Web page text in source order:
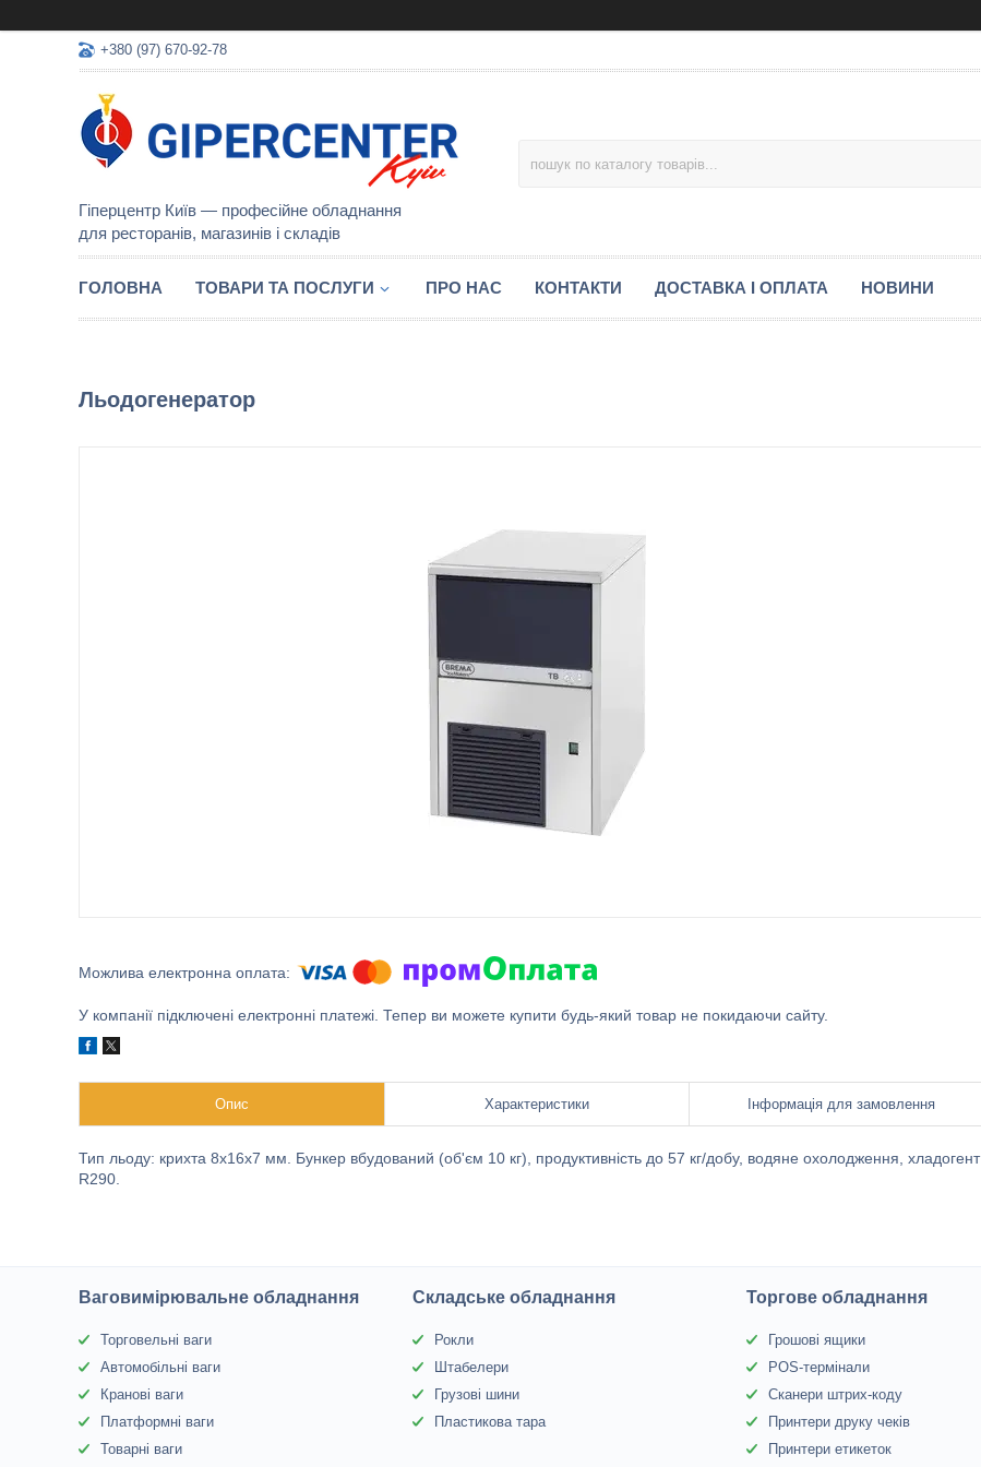
+380 (97) 670-92-78
Гіперцентр Київ — професійне обладнання
для ресторанів, магазинів і складів
ГОЛОВНА ТОВАРИ ТА ПОСЛУГИ ПРО НАС КОНТАКТИ ДОСТАВКА І ОПЛАТА НОВИНИ
Льодогенератор
У компанії підключені електронні платежі. Тепер ви можете купити будь-який товар не покидаючи сайту.
Опис Характеристики Інформація для замовлення
Тип льоду: крихта 8х16х7 мм. Бункер вбудований (об'єм 10 кг), продуктивність до 57 кг/добу, водяне охолодження, хладогент
R290.
Ваговимірювальне обладнання
Торговельні ваги
Автомобільні ваги
Кранові ваги
Платформні ваги
Товарні ваги
Складське обладнання
Рокли
Штабелери
Грузові шини
Пластикова тара
Торгове обладнання
Грошові ящики
POS-термінали
Сканери штрих-коду
Принтери друку чеків
Принтери етикеток